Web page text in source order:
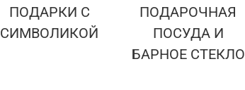
ПОДАРКИ С
СИМВОЛИКОЙ
ПОДАРОЧНАЯ
ПОСУДА И
БАРНОЕ СТЕКЛО